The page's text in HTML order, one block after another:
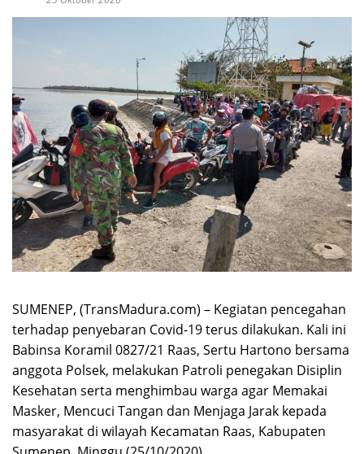
SUMENEP, (TransMadura.com) – Kegiatan pencegahan
terhadap penyebaran Covid-19 terus dilakukan. Kali ini
Babinsa Koramil 0827/21 Raas, Sertu Hartono bersama
anggota Polsek, melakukan Patroli penegakan Disiplin
Kesehatan serta menghimbau warga agar Memakai
Masker, Mencuci Tangan dan Menjaga Jarak kepada
masyarakat di wilayah Kecamatan Raas, Kabupaten